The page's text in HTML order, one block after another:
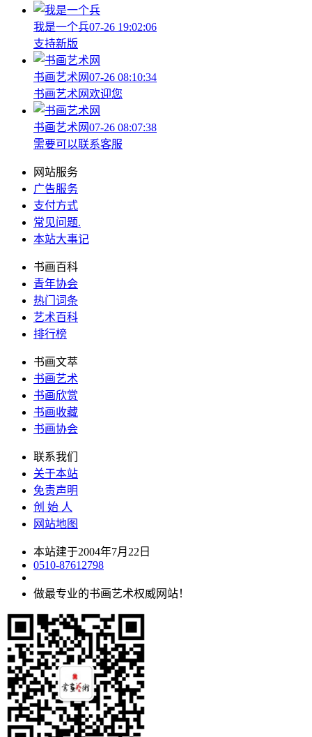
我是一个兵07-26 19:02:06
支持新版
书画艺术网07-26 08:10:34
书画艺术网欢迎您
书画艺术网07-26 08:07:38
需要可以联系客服
网站服务
广告服务
支付方式
常见问题.
本站大事记
书画百科
青年协会
热门词条
艺术百科
排行榜
书画文萃
书画艺术
书画欣赏
书画收藏
书画协会
联系我们
关于本站
免责声明
创 始 人
网站地图
本站建于2004年7月22日
0510-87612798
做最专业的书画艺术权威网站！